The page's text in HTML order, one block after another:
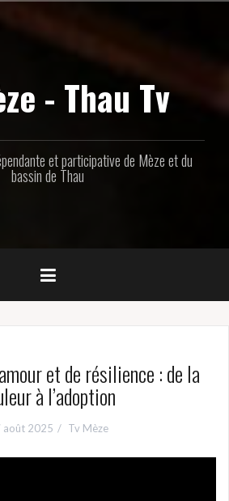
- Thau Tv
et participative de Mèze et du
bassin de Thau
et de résilience : de la
à l’adoption
août 2025 Tv Mèze